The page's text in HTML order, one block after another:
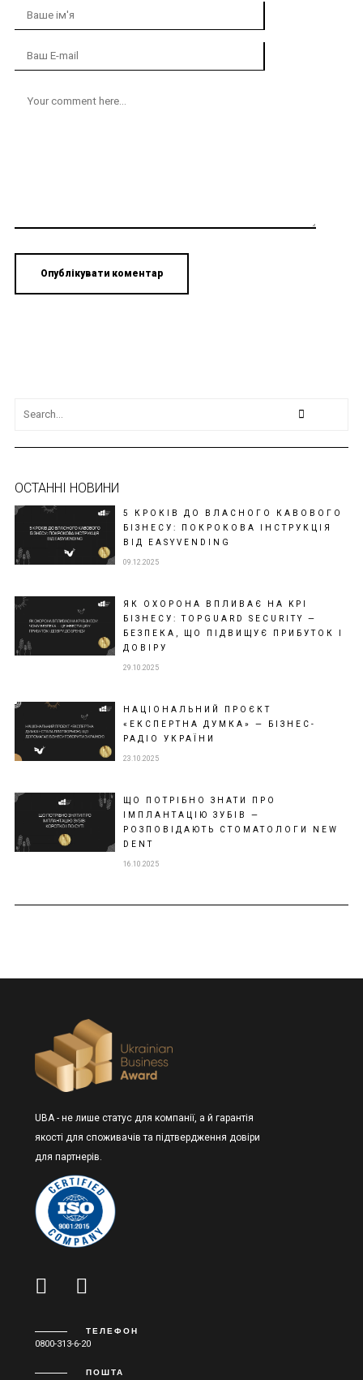
ОСТАННІ НОВИНИ
5 КРОКІВ ДО ВЛАСНОГО КАВОВОГО
БІЗНЕСУ: ПОКРОКОВА ІНСТРУКЦІЯ
ВІД EASYVENDING
09.12.2025
ЯК ОХОРОНА ВПЛИВАЄ НА KPI
БІЗНЕСУ: TOPGUARD SECURITY —
БЕЗПЕКА, ЩО ПІДВИЩУЄ ПРИБУТОК І
ДОВІРУ
29.10.2025
НАЦІОНАЛЬНИЙ ПРОЄКТ
«ЕКСПЕРТНА ДУМКА» — БІЗНЕС-
РАДІО УКРАЇНИ
23.10.2025
ЩО ПОТРІБНО ЗНАТИ ПРО
ІМПЛАНТАЦІЮ ЗУБІВ —
РОЗПОВІДАЮТЬ СТОМАТОЛОГИ NEW
DENT
16.10.2025
UBA - не лише статус для компанії, а й гарантія
якості для споживачів та підтвердження довіри
для партнерів.
ТЕЛЕФОН
0800-313-6-20
ПОШТА